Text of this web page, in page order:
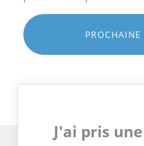
PROCHAINE
J'ai pris